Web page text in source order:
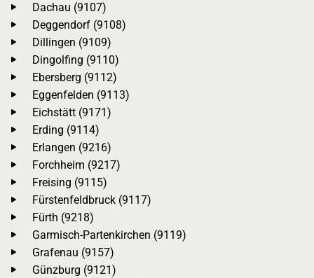
Dachau (9107)
Deggendorf (9108)
Dillingen (9109)
Dingolfing (9110)
Ebersberg (9112)
Eggenfelden (9113)
Eichstätt (9171)
Erding (9114)
Erlangen (9216)
Forchheim (9217)
Freising (9115)
Fürstenfeldbruck (9117)
Fürth (9218)
Garmisch-Partenkirchen (9119)
Grafenau (9157)
Günzburg (9121)